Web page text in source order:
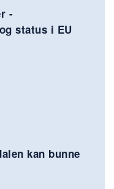
-
status i EU
kan bunne